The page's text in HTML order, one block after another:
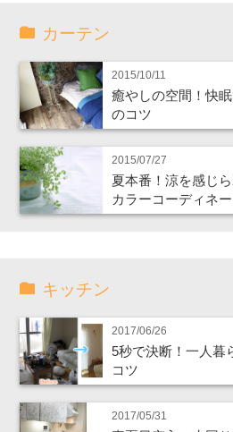
カーテン
2015/10/11
癒やしの空間！快
のコツ
2015/07/27
夏本番！涼を感じ
カラーコーディネー
キッチン
2017/06/26
5秒で決断！一人暮
コツ
2017/05/31